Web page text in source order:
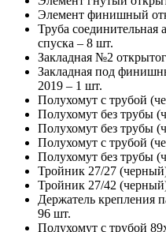
Элемент финишный
Труба
спуска – 8 шт.
Закладная №2
Закладная под
2019 – 1 шт.
Полухомут с трубой
Полухомут без трубы
Полухомут без трубы
Полухомут с трубой
Полухомут без трубы
Тройник 27/27
Тройник 27/42
Держатель крепления
96 шт.
Полухомут с трубой